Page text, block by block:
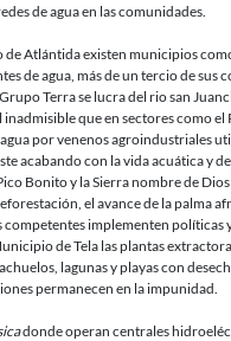
de agua en las comunidades.
de Atlántida existen municipios
de agua, más de un tercio de sus
Terra se lucra del rio san
inadmisible que en sectores como el
por venenos agroindustriales
acabando con la vida acuática y
Bonito y la Sierra nombre de
el avance de la palma
competentes implementen políticas
de Tela las plantas
lagunas y playas con
permanecen en la impunidad.
donde operan centrales